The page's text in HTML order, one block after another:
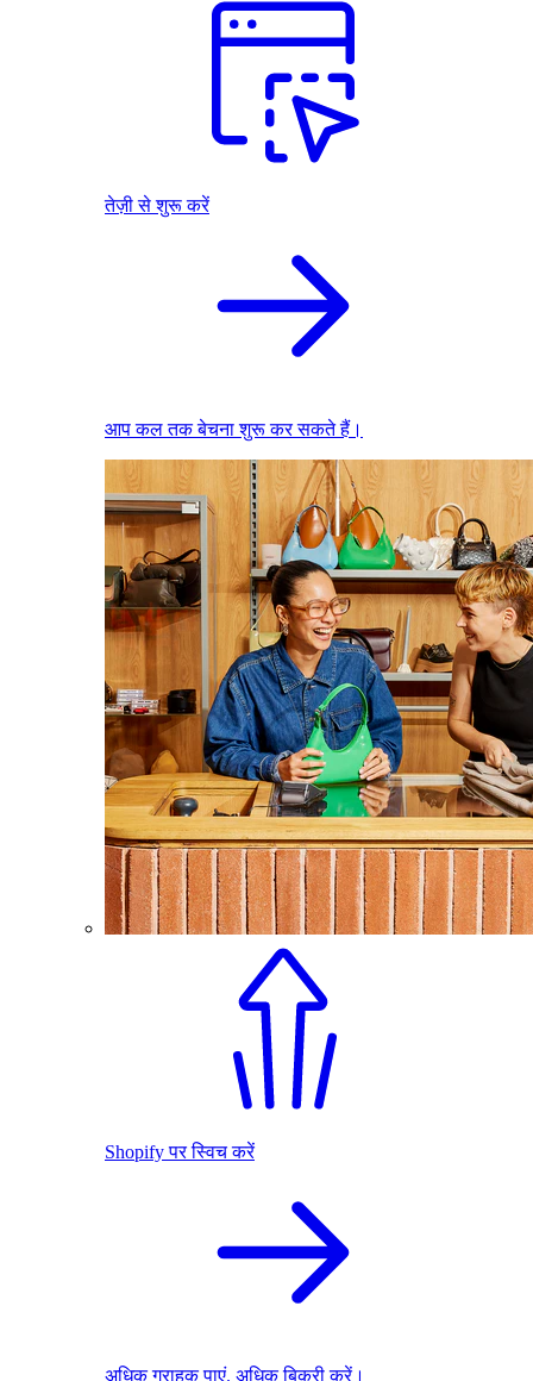
तेज़ी से शुरू करें
आप कल तक बेचना शुरू कर सकते हैं।
Shopify पर स्विच करें
अधिक ग्राहक पाएं. अधिक बिक्री करें।